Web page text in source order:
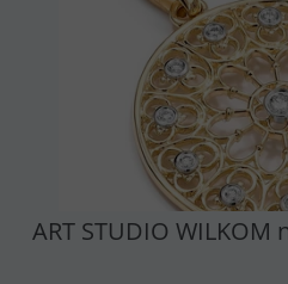
ART STUDIO WILKOM